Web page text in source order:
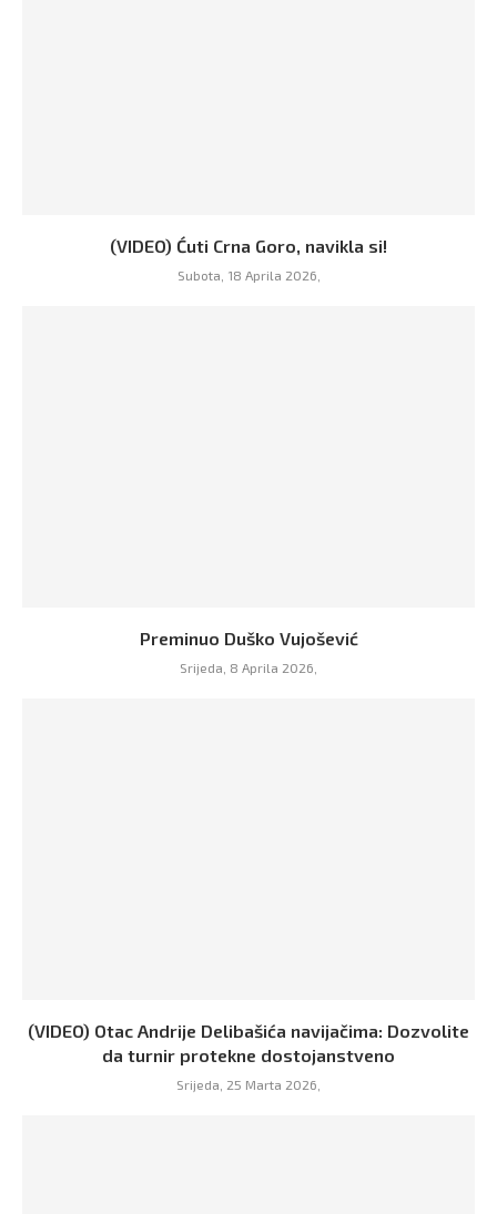
(VIDEO) Ćuti Crna Goro, navikla si!
Subota, 18 Aprila 2026,
Preminuo Duško Vujošević
Srijeda, 8 Aprila 2026,
(VIDEO) Otac Andrije Delibašića navijačima: Dozvolite
da turnir protekne dostojanstveno
Srijeda, 25 Marta 2026,